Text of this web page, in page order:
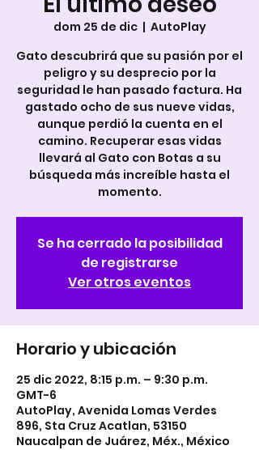
dom 25 de dic
  |
AutoPlay
Gato descubrirá que su pasión por el
peligro y su desprecio por la
seguridad le han pasado factura. Ha
gastado ocho de sus nueve vidas,
aunque perdió la cuenta en el
camino. Recuperar esas vidas
llevará al Gato con Botas a su
búsqueda más increíble hasta el
momento.
Se ha cerrado la posibilidad
de registrarse
Ver otros eventos
Horario y ubicación
25 dic 2022, 8:15 p.m. – 9:30 p.m.
GMT-6
AutoPlay, Avenida Lomas Verdes
896, Sta Cruz Acatlan, 53150
Naucalpan de Juárez, Méx., México